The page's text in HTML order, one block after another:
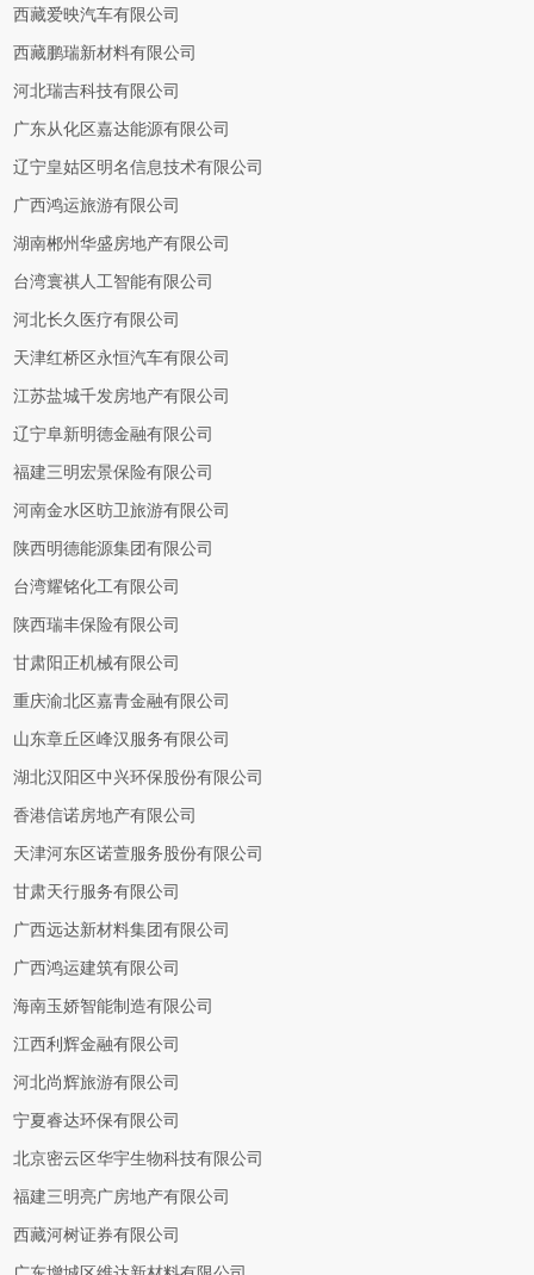
西藏爱映汽车有限公司
西藏鹏瑞新材料有限公司
河北瑞吉科技有限公司
广东从化区嘉达能源有限公司
辽宁皇姑区明名信息技术有限公司
广西鸿运旅游有限公司
湖南郴州华盛房地产有限公司
台湾寰祺人工智能有限公司
河北长久医疗有限公司
天津红桥区永恒汽车有限公司
江苏盐城千发房地产有限公司
辽宁阜新明德金融有限公司
福建三明宏景保险有限公司
河南金水区昉卫旅游有限公司
陕西明德能源集团有限公司
台湾耀铭化工有限公司
陕西瑞丰保险有限公司
甘肃阳正机械有限公司
重庆渝北区嘉青金融有限公司
山东章丘区峰汉服务有限公司
湖北汉阳区中兴环保股份有限公司
香港信诺房地产有限公司
天津河东区诺萱服务股份有限公司
甘肃天行服务有限公司
广西远达新材料集团有限公司
广西鸿运建筑有限公司
海南玉娇智能制造有限公司
江西利辉金融有限公司
河北尚辉旅游有限公司
宁夏睿达环保有限公司
北京密云区华宇生物科技有限公司
福建三明亮广房地产有限公司
西藏河树证券有限公司